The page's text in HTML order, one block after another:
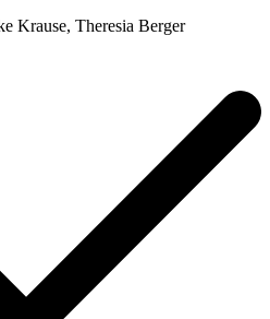
Krause, Theresia Berger